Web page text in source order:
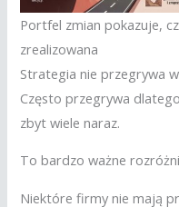
Portfel zmian pokazuje,
zrealizowana
Strategia nie przegrywa
Często przegrywa
zbyt wiele naraz.
To bardzo ważne
Niektóre firmy nie mają